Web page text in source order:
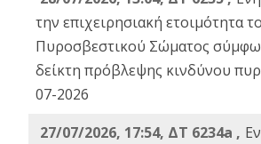
την επιχειρησιακή ετοιμότητα
Πυροσβεστικού Σώματος
δείκτη πρόβλεψης κινδύνου
07-2026
27/07/2026, 17:54, ΔΤ 6234a ,